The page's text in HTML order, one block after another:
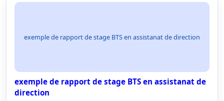
exemple de rapport de stage BTS en assistanat de direction
exemple de rapport de stage BTS en assistanat de
direction